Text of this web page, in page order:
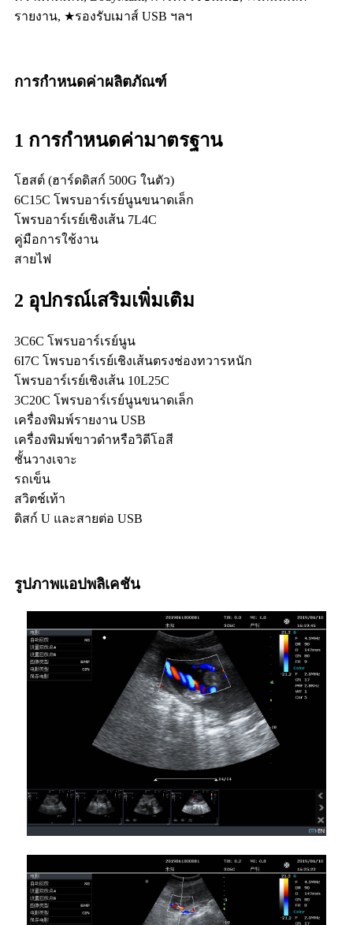
รายงาน, ★รองรับเมาส์ USB ฯลฯ
การกำหนดค่าผลิตภัณฑ์
1 การกำหนดค่ามาตรฐาน
โฮสต์ (ฮาร์ดดิสก์ 500G ในตัว)
6C15C โพรบอาร์เรย์นูนขนาดเล็ก
โพรบอาร์เรย์เชิงเส้น 7L4C
คู่มือการใช้งาน
สายไฟ
2 อุปกรณ์เสริมเพิ่มเติม
3C6C โพรบอาร์เรย์นูน
6I7C โพรบอาร์เรย์เชิงเส้นตรงช่องทวารหนัก
โพรบอาร์เรย์เชิงเส้น 10L25C
3C20C โพรบอาร์เรย์นูนขนาดเล็ก
เครื่องพิมพ์รายงาน USB
เครื่องพิมพ์ขาวดำหรือวิดีโอสี
ชั้นวางเจาะ
รถเข็น
สวิตช์เท้า
ดิสก์ U และสายต่อ USB
รูปภาพแอปพลิเคชัน